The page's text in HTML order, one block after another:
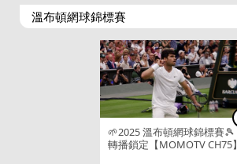
溫布頓網球錦標賽
🌱2025 溫布頓網球錦標賽🎾
轉播鎖定【MOMOTV CH75】